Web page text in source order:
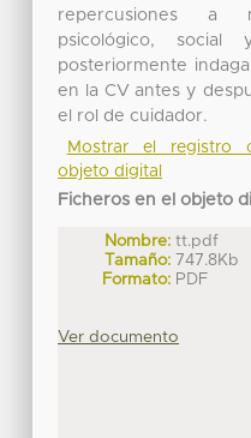
repercusiones a
psicológico, social
posteriormente
en la CV antes y
el rol de cuidador.
Mostrar el registro
objeto digital
Ficheros en el objeto
Nombre: tt.pdf
Tamaño: 747.8Kb
Formato: PDF
Ver documento